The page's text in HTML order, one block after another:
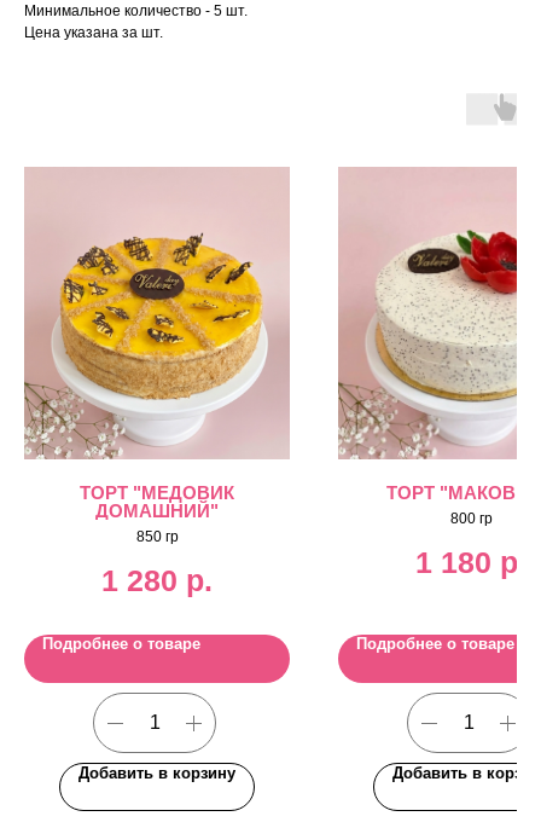
Минимальное количество - 5 шт.
Цена указана за шт.
ТОРТ "МЕДОВИК
ДОМАШНИЙ"
850 гр
1 280 р.
Подробнее о товаре
Добавить в корзину
ТОРТ
800 гр
1 180 р.
Подробнее о товаре
Добавить в